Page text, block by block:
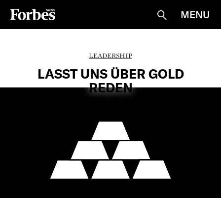
Suche
MENU
LEADERSHIP
LASST UNS ÜBER GOLD
REDEN